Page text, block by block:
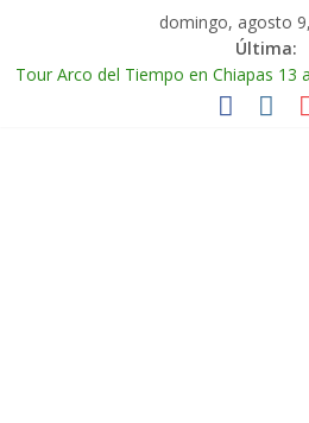
domingo, agosto
Última:
Tour Arco del Tiempo en Chiapas 13
Tour Tikal Magico en Guatemala 31